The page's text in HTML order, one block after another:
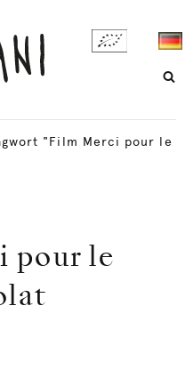
"Film Merci pour le
pour le